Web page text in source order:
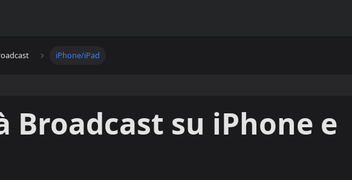
iPhone/iPad
Broadcast su iPhone e